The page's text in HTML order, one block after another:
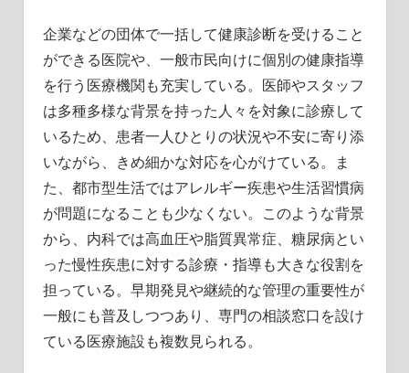
企業などの団体で一括して健康診断を受けること
ができる医院や、一般市民向けに個別の健康指導
を行う医療機関も充実している。医師やスタッフ
は多種多様な背景を持った人々を対象に診療して
いるため、患者一人ひとりの状況や不安に寄り添
いながら、きめ細かな対応を心がけている。ま
た、都市型生活ではアレルギー疾患や生活習慣病
が問題になることも少なくない。このような背景
から、内科では高血圧や脂質異常症、糖尿病とい
った慢性疾患に対する診療・指導も大きな役割を
担っている。早期発見や継続的な管理の重要性が
一般にも普及しつつあり、専門の相談窓口を設け
ている医療施設も複数見られる。